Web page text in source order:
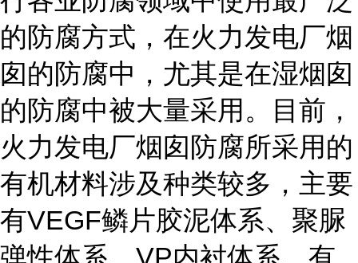
的防腐方式，在火力发电厂烟
囱的防腐中，尤其是在湿烟囱
的防腐中被大量采用。目前，
火力发电厂烟囱防腐所采用的
有机材料涉及种类较多，主要
有VEGF鳞片胶泥体系、聚脲
弹性体系、VP内衬体系、有